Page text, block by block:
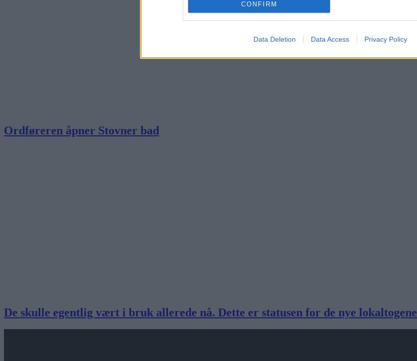
CONFIRM
Data Deletion Data Access Privacy Policy
Ordføreren åpner Stovner bad
De skulle egentlig vært i bruk allerede nå. Dette er statusen for de nye lokaltogene